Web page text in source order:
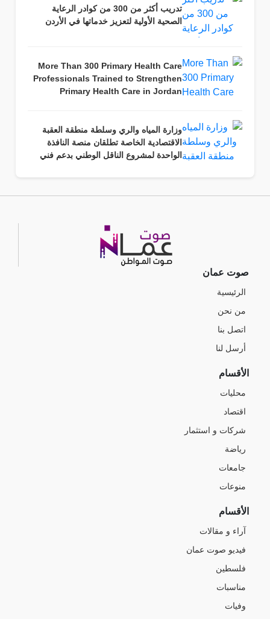
تدريب أكثر من 300 من كوادر الرعاية
الصحية الأولية لتعزيز خدماتها في الأردن
More Than 300 Primary Health Care
Professionals Trained to Strengthen
Primary Health Care in Jordan
وزارة المياه والري وسلطة منطقة العقبة
الاقتصادية الخاصة تطلقان منصة النافذة
الواحدة لمشروع الناقل الوطني بدعم فني
صوت عمان
الرئيسية
من نحن
اتصل بنا
أرسل لنا
الأقسام
محليات
اقتصاد
شركات و استثمار
رياضة
جامعات
منوعات
الأقسام
آراء و مقالات
فيديو صوت عمان
فلسطين
مناسبات
وفيات